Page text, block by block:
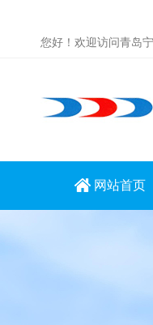
您好！欢迎访问青岛
网站首页